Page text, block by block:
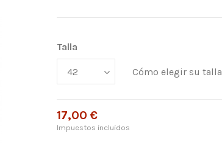
Talla
Cómo elegir su talla
17,00 €
Impuestos incluidos